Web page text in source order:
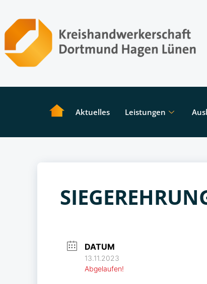
Aktuelles Leistungen
DATUM
13.11.2023
Abgelaufen!